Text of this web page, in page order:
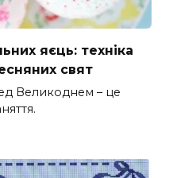
яєць: техніка
свят
Великоднем – це